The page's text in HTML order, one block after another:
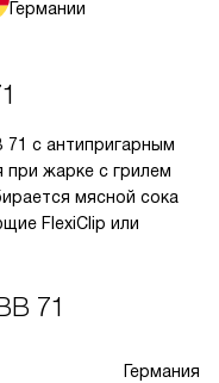
Германии
71 с антипригарным
при жарке с грилем
мясной сока
FlexiClip или
71
Германия